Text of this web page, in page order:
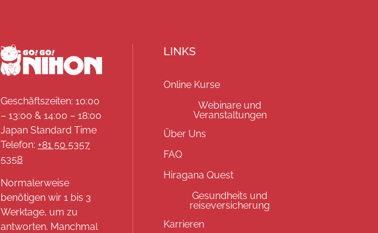
Geschäftszeiten: 10:00
– 13:00 & 14:00 – 18:00
Japan Standard Time
Telefon: +81 50 5357
5358
Normalerweise
benötigen wir 1 bis 3
Werktage, um zu
antworten. Manchmal
LINKS
Online Kurse
Webinare und
Veranstaltungen
Über Uns
FAQ
Hiragana Quest
Gesundheits und
reiseversicherung
Karrieren